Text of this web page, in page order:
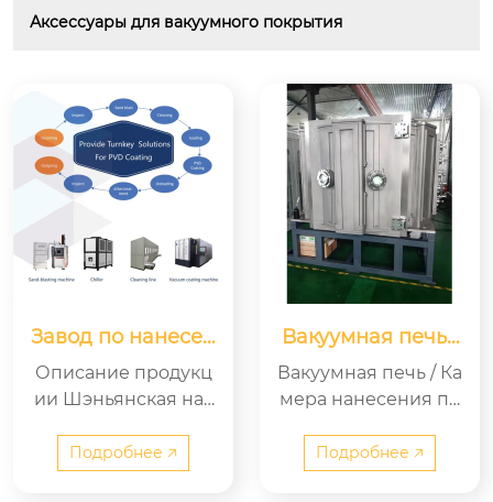
Аксессуары для вакуумного покрытия
Завод по нанесен
ию PVD-покрыти
й «под ключ».
Описание продукц
ии Шэньянская нау
мпания с ограниче
нной ответственно
Подробнее 🡥
Вакуумная печь /
Камера нанесени
я покрытия
Вакуумная печь / Ка
мера нанесения по
ная вакуумная уста
новка для нанесени
Подробнее 🡥